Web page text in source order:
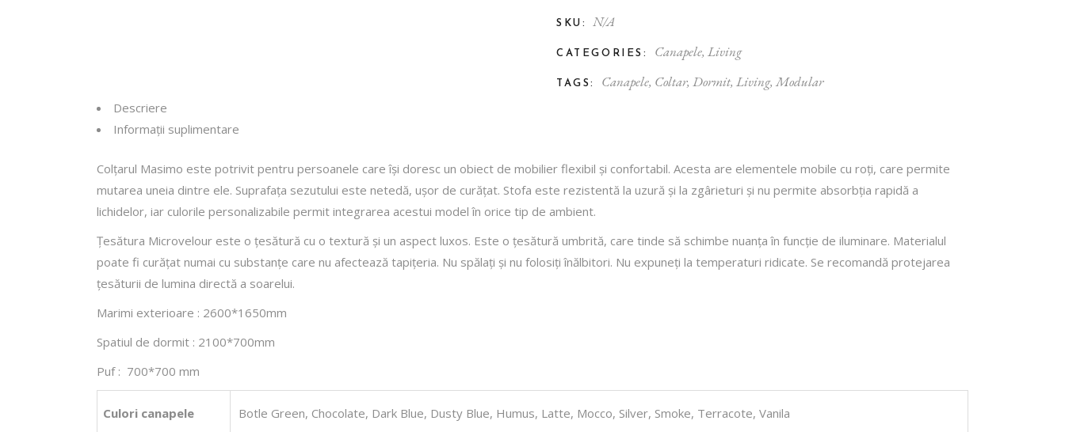
SKU: N/A
CATEGORIES: Canapele, Living
TAGS: Canapele, Coltar, Dormit, Living,Modular
Descriere
Informații suplimentare
Colțarul Masimo este potrivit pentru persoanele care își doresc un obiect de mobilier flexibil și confortabil. Acesta are elementele mobile cu roți, care permite
mutarea uneia dintre ele. Suprafața sezutului este netedă, ușor de curățat. Stofa este rezistentă la uzură și la zgârieturi și nu permite absorbția rapidă a
lichidelor, iar culorile personalizabile permit integrarea acestui model în orice tip de ambient.
Țesătura Microvelour este o țesătură cu o textură și un aspect luxos. Este o țesătură umbrită, care tinde să schimbe nuanța în funcție de iluminare. Materialul
poate fi curățat numai cu substanțe care nu afectează tapițeria. Nu spălați și nu folosiți înălbitori. Nu expuneți la temperaturi ridicate. Se recomandă protejarea
țesăturii de lumina directă a soarelui.
Marimi exterioare : 2600*1650mm
Spatiul de dormit : 2100*700mm
Puf : 700*700 mm
Culori canapele Botle Green, Chocolate, Dark Blue, Dusty Blue, Humus, Latte, Mocco, Silver, Smoke, Terracote, Vanila